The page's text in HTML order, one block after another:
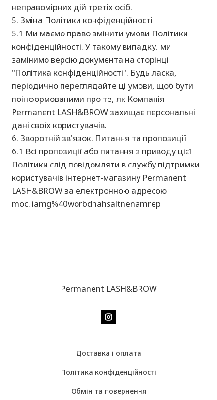
неправомірних дій третіх осіб.
5. Зміна Політики конфіденційності
5.1 Ми маємо право змінити умови Політики
конфіденційності. У такому випадку, ми
замінимо версію документа на сторінці
"Політика конфіденційності". Будь ласка,
періодично переглядайте ці умови, щоб бути
поінформованими про те, як Компанія
Permanent LASH&BROW захищає персональні
дані своїх користувачів.
6. Зворотній зв'язок. Питання та пропозиції
6.1 Всі пропозиції або питання з приводу цієї
Політики слід повідомляти в службу підтримки
користувачів інтернет-магазину Permanent
LASH&BROW за електронною адресою
moc.liamg%40worbdnahsaltnenamrep
Permanent LASH&BROW
Доставка і оплата
Політика конфіденційності
Обмін та повернення